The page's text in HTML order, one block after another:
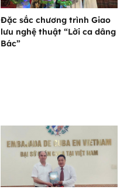
Đặc sắc chương trình Giao
lưu nghệ thuật “Lời ca dâng
Bác”